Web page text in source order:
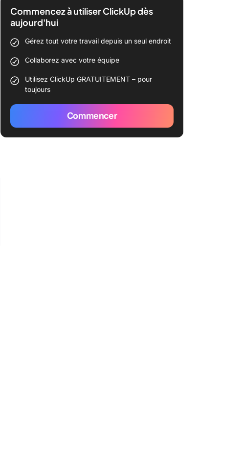
Commencez à utiliser ClickUp dès
aujourd'hui
Gérez tout votre travail depuis un seul endroit
Collaborez avec votre équipe
Utilisez ClickUp GRATUITEMENT – pour
toujours
Commencer